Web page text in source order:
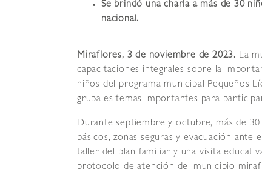
Se brindó una charla a más de 30
nacional.
Miraflores, 3 de noviembre de 2023. La
capacitaciones integrales sobre la
niños del programa municipal Pequeños
grupales temas importantes para
Durante septiembre y octubre, más de
básicos, zonas seguras y evacuación
taller del plan familiar y una visita